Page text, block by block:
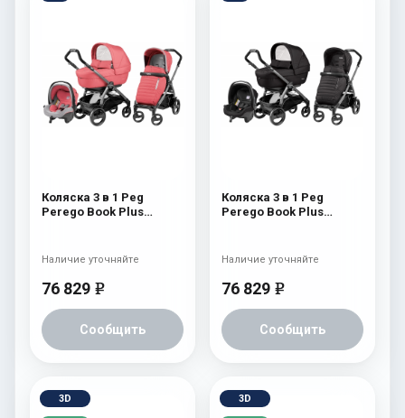
Коляска 3 в 1 Peg
Perego Book Plus
76 829 e
Сообщить
Наличие уточняйте
Коляска 3 в 1 Peg
Perego Book Plus
76 829 e
Сообщить
Наличие уточняйте
3D 3D